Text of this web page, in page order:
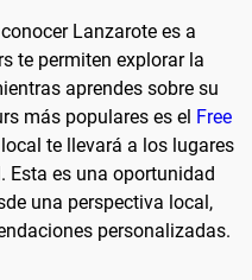
Lanzarote es a
te permiten explorar la
aprendes sobre su
más populares es el Free
te llevará a los lugares
Esta es una oportunidad
una perspectiva local,
personalizadas.